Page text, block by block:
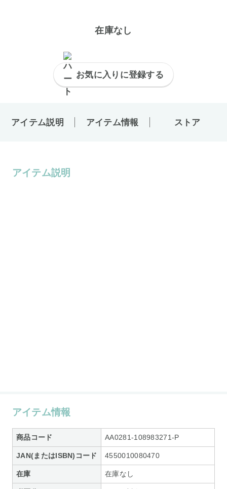
在庫なし
お気に入りに登録する
アイテム説明 アイテム情報 ストア
アイテム説明
アイテム情報
商品コード AA0281-108983271-P
JAN(またはISBN)コード 4550010080470
在庫 在庫なし